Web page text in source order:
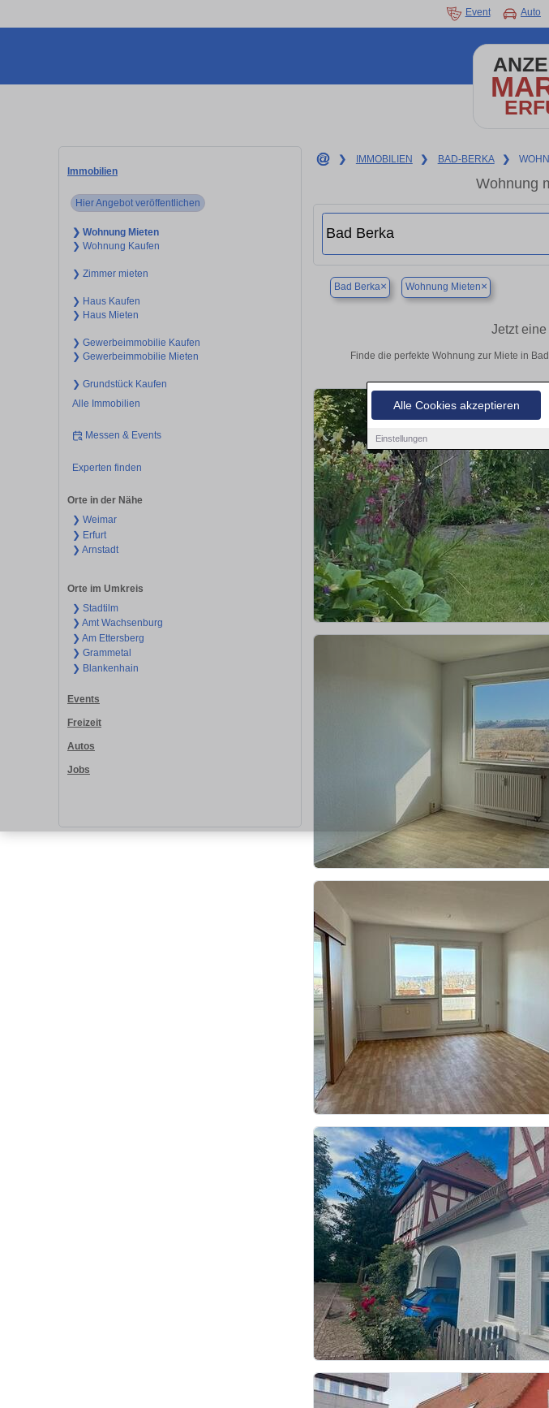
Alle Cookies akzeptieren
Einstellungen
Event Auto
Immobilien
Hier Angebot veröffentlichen
❯ Wohnung Mieten
❯ Wohnung Kaufen
❯ Zimmer mieten
❯ Haus Kaufen
❯ Haus Mieten
❯ Gewerbeimmobilie Kaufen
❯ Gewerbeimmobilie Mieten
❯ Grundstück Kaufen
Alle Immobilien
Messen & Events
Experten finden
Orte in der Nähe
❯ Weimar
❯ Erfurt
❯ Arnstadt
Orte im Umkreis
❯ Stadtilm
❯ Amt Wachsenburg
❯ Am Ettersberg
❯ Grammetal
❯ Blankenhain
Events
Freizeit
Autos
Jobs
❯ IMMOBILIEN ❯ BAD-BERKA ❯
Wohnung
Bad Berka× Wohnung Mieten×
Jetzt
Finde die perfekte Wohnung zur Miete in